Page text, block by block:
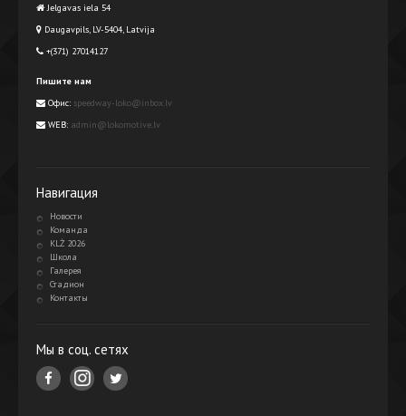
Jelgavas iela 54
Daugavpils, LV-5404, Latvija
+(371) 27014127
Пишите нам
Офис: speedway-loko@inbox.lv
WEB: admin@lokomotive.lv
Навигация
Новости
Команда
KLŻ 2026
Школа
Галерея
Стадион
Контакты
Мы в соц. сетях